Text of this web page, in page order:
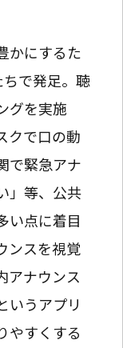
かにするた
で発足。聴
グを実施
クで口の動
で緊急アナ
」等、公共
い点に着目
ンスを視覚
アナウンス
いうアプリ
やすくする